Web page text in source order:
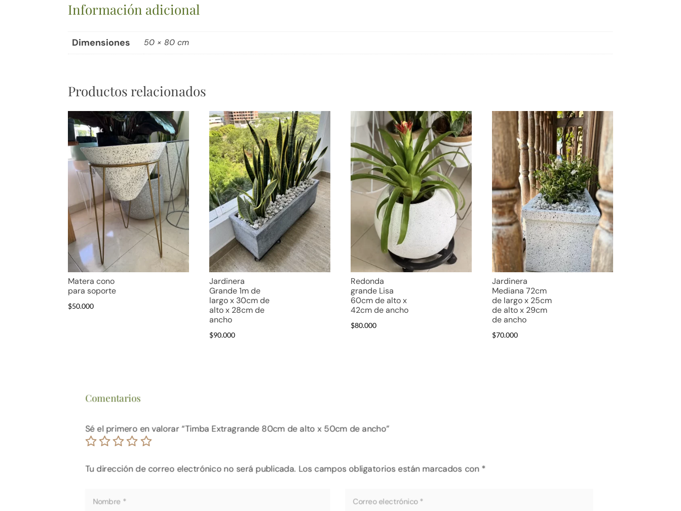
Información adicional
Dimensiones 50 × 80 cm
Productos relacionados
Matera cono
para soporte
$50.000
Jardinera
Grande 1m de
largo x 30cm de
alto x 28cm de
ancho
$90.000
Redonda
grande Lisa
60cm de alto x
42cm de ancho
$80.000
Jardinera
Mediana 72cm
de largo x 25cm
de alto x 29cm
de ancho
$70.000
Comentarios
Sé el primero en valorar “Timba Extragrande 80cm de alto x 50cm de ancho”
Tu dirección de correo electrónico no será publicada. Los campos obligatorios están marcados con *